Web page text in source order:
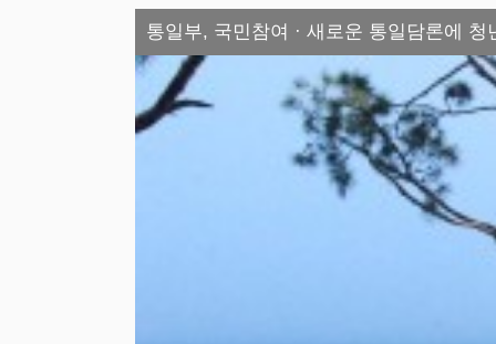
통일부, 국민참여 · 새로운 통일담론에 청